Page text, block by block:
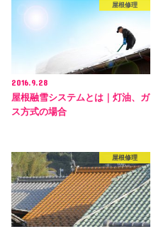
屋根修理
2016.9.28
屋根融雪システムとは｜灯油、ガ
ス方式の場合
屋根修理